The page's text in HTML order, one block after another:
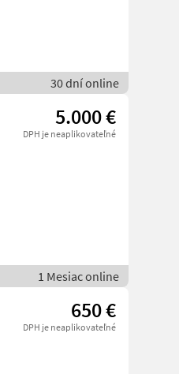
30 dní online
5.000 €
DPH je neaplikovateľné
1 Mesiac online
650 €
DPH je neaplikovateľné